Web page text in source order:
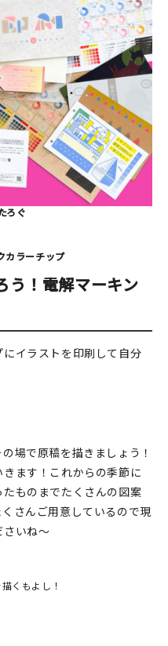
ろぐ
カラーチップ
う！電解マーキン
イラストを印刷して自分
場で原稿を描きましょう！
ます！これからの季節に
ものまでたくさんの図案
さんご用意しているので現
さいね～
くもよし！